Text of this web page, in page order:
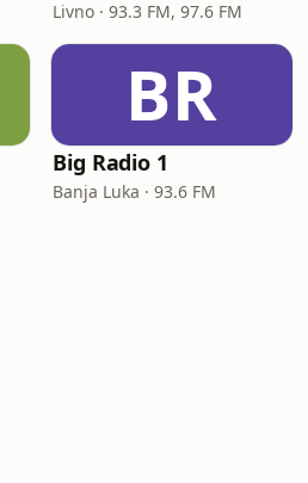
Livno · 93.3 FM, 97.6 FM
BR
Big Radio 1
Banja Luka · 93.6 FM